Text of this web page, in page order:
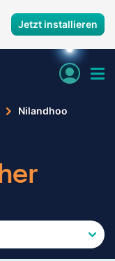
Jetzt installieren
Nilandhoo